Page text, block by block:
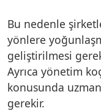
Bu nedenle
yönlere
geliştirilmesi
Ayrıca yönetim
konusunda
gerekir.